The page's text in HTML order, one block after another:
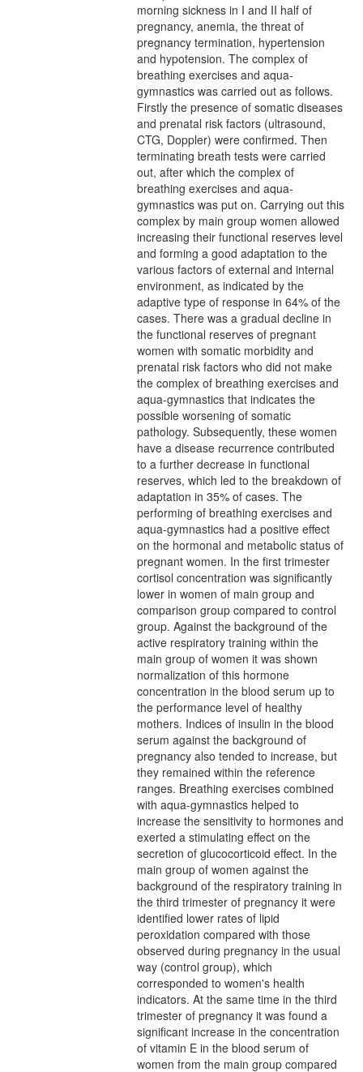
morning sickness in I and II half of
pregnancy, anemia, the threat of
pregnancy termination, hypertension
and hypotension. The complex of
breathing exercises and aqua-
gymnastics was carried out as follows.
Firstly the presence of somatic diseases
and prenatal risk factors (ultrasound,
CTG, Doppler) were confirmed. Then
terminating breath tests were carried
out, after which the complex of
breathing exercises and aqua-
gymnastics was put on. Carrying out this
complex by main group women allowed
increasing their functional reserves level
and forming a good adaptation to the
various factors of external and internal
environment, as indicated by the
adaptive type of response in 64% of the
cases. There was a gradual decline in
the functional reserves of pregnant
women with somatic morbidity and
prenatal risk factors who did not make
the complex of breathing exercises and
aqua-gymnastics that indicates the
possible worsening of somatic
pathology. Subsequently, these women
have a disease recurrence contributed
to a further decrease in functional
reserves, which led to the breakdown of
adaptation in 35% of cases. The
performing of breathing exercises and
aqua-gymnastics had a positive effect
on the hormonal and metabolic status of
pregnant women. In the first trimester
cortisol concentration was significantly
lower in women of main group and
comparison group compared to control
group. Against the background of the
active respiratory training within the
main group of women it was shown
normalization of this hormone
concentration in the blood serum up to
the performance level of healthy
mothers. Indices of insulin in the blood
serum against the background of
pregnancy also tended to increase, but
they remained within the reference
ranges. Breathing exercises combined
with aqua-gymnastics helped to
increase the sensitivity to hormones and
exerted a stimulating effect on the
secretion of glucocorticoid effect. In the
main group of women against the
background of the respiratory training in
the third trimester of pregnancy it were
identified lower rates of lipid
peroxidation compared with those
observed during pregnancy in the usual
way (control group), which
corresponded to women's health
indicators. At the same time in the third
trimester of pregnancy it was found a
significant increase in the concentration
of vitamin E in the blood serum of
women from the main group compared